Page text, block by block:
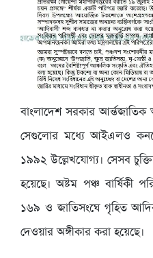
বাংলাদেশ সরকার
সেগুলোর মধ্যে আইএলও
১৯৯২ উল্লেখযোগ্য। সেসব
হয়েছে। অষ্টম পঞ্চ
১৬৯ ও জাতিসংঘে গৃহিত
দেওয়ার অঙ্গীকার করা হয়েছে।